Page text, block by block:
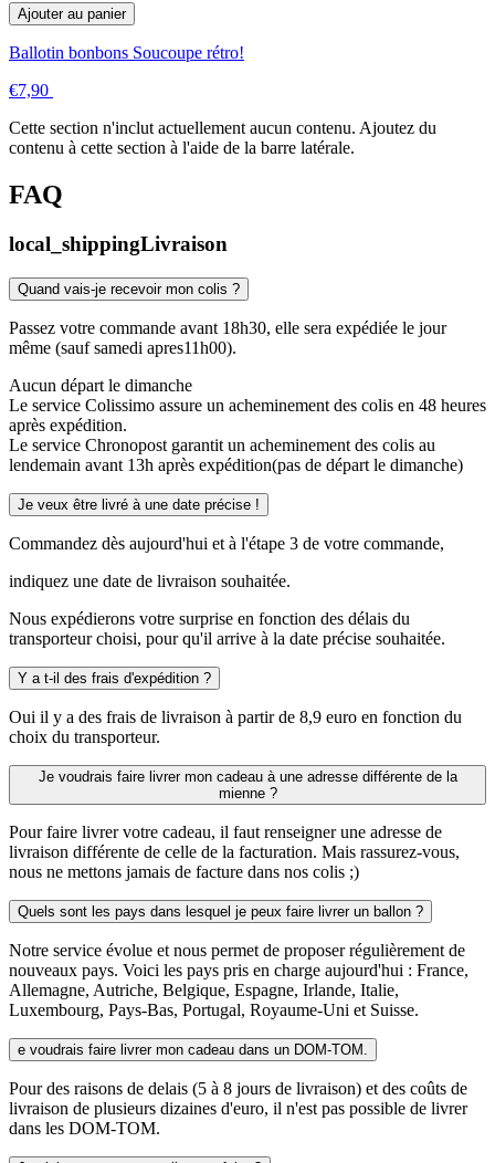
Ajouter au panier
Ballotin bonbons Soucoupe rétro!
€7,90
Cette section n'inclut actuellement aucun contenu. Ajoutez du
contenu à cette section à l'aide de la barre latérale.
FAQ
local_shippingLivraison
Quand vais-je recevoir mon colis ?
Passez votre commande avant 18h30, elle sera expédiée le jour
même (sauf samedi apres11h00).
Aucun départ le dimanche
Le service Colissimo assure un acheminement des colis en 48 heures
après expédition.
Le service Chronopost garantit un acheminement des colis au
lendemain avant 13h après expédition(pas de départ le dimanche)
Je veux être livré à une date précise !
Commandez dès aujourd'hui et à l'étape 3 de votre commande,
indiquez une date de livraison souhaitée.
Nous expédierons votre surprise en fonction des délais du
transporteur choisi, pour qu'il arrive à la date précise souhaitée.
Y a t-il des frais d'expédition ?
Oui il y a des frais de livraison à partir de 8,9 euro en fonction du
choix du transporteur.
Je voudrais faire livrer mon cadeau à une adresse différente de la
mienne ?
Pour faire livrer votre cadeau, il faut renseigner une adresse de
livraison différente de celle de la facturation. Mais rassurez-vous,
nous ne mettons jamais de facture dans nos colis ;)
Quels sont les pays dans lesquel je peux faire livrer un ballon ?
Notre service évolue et nous permet de proposer régulièrement de
nouveaux pays. Voici les pays pris en charge aujourd'hui : France,
Allemagne, Autriche, Belgique, Espagne, Irlande, Italie,
Luxembourg, Pays-Bas, Portugal, Royaume-Uni et Suisse.
e voudrais faire livrer mon cadeau dans un DOM-TOM.
Pour des raisons de delais (5 à 8 jours de livraison) et des coûts de
livraison de plusieurs dizaines d'euro, il n'est pas possible de livrer
dans les DOM-TOM.